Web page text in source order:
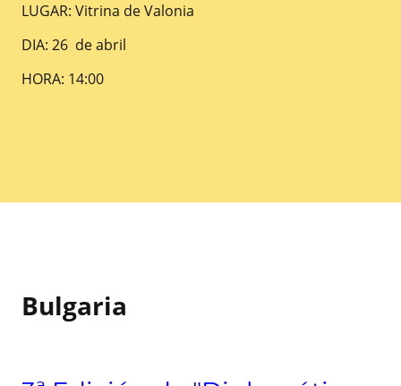
LUGAR: Vitrina de Valonia
DIA: 26 de abril
HORA: 14:00
Bulgaria